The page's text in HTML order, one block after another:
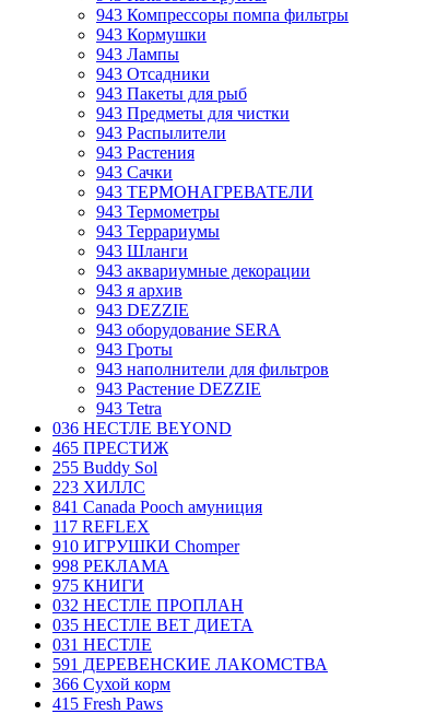
943 Компрессоры помпа фильтры
943 Кормушки
943 Лампы
943 Отсадники
943 Пакеты для рыб
943 Предметы для чистки
943 Распылители
943 Растения
943 Сачки
943 ТЕРМОНАГРЕВАТЕЛИ
943 Термометры
943 Террариумы
943 Шланги
943 аквариумные декорации
943 я архив
943 DEZZIE
943 оборудование SERA
943 Гроты
943 наполнители для фильтров
943 Растение DEZZIE
943 Tetra
036 НЕСТЛЕ BEYOND
465 ПРЕСТИЖ
255 Buddy Sol
223 ХИЛЛC
841 Canada Poоch амуниция
117 REFLEX
910 ИГРУШКИ Chomper
998 РЕКЛАМА
975 КНИГИ
032 НЕСТЛЕ ПРОПЛАН
035 НЕСТЛЕ ВЕТ ДИЕТА
031 НЕСТЛЕ
591 ДЕРЕВЕНСКИЕ ЛАКОМСТВА
366 Сухой корм
415 Fresh Paws